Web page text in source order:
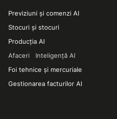
Previziuni și comenzi AI
Stocuri și stocuri
Producția AI
Afaceri Inteligență AI
Foi tehnice și mercuriale
Gestionarea facturilor AI